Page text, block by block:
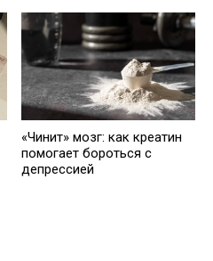
«Чинит» мозг: как креатин
помогает бороться с
депрессией